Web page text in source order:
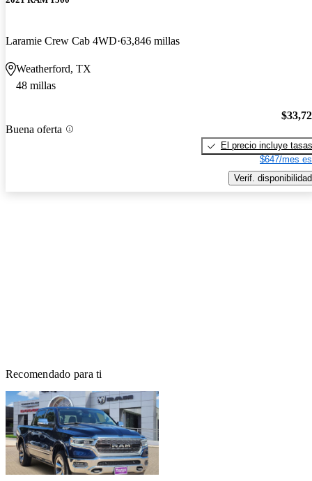
Laramie Crew Cab 4WD 63,846 millas
Weatherford, TX
48 millas
Buena oferta
El precio incluye tasas
$647/mes
Verif. disponibilidad
Recomendado para ti